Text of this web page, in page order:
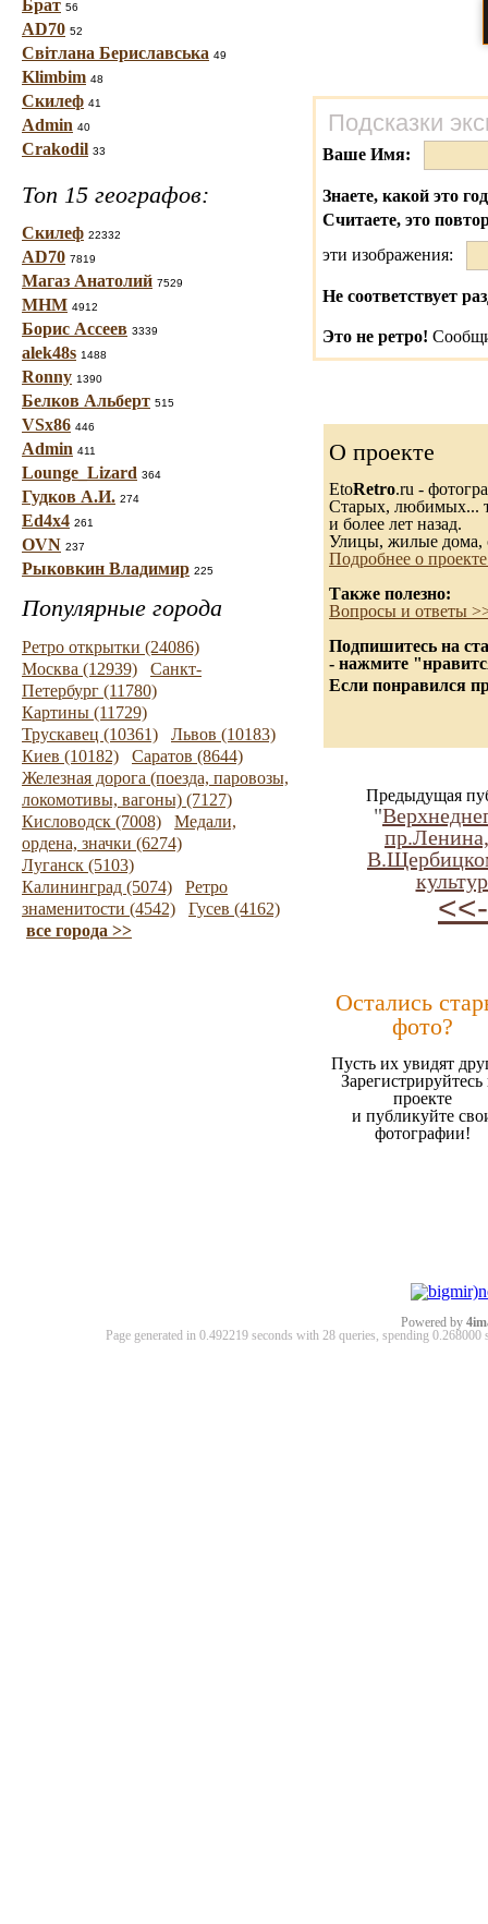
Брат 56
AD70 52
Світлана Бериславська 49
Klimbim 48
Скилеф 41
Admin 40
Crakodil 33
Топ 15 географов:
Скилеф 22332
AD70 7819
Магаз Анатолий 7529
МНМ 4912
Борис Ассеев 3339
alek48s 1488
Ronny 1390
Белков Альберт 515
VSx86 446
Admin 411
Lounge_Lizard 364
Гудков А.И. 274
Ed4x4 261
OVN 237
Рыковкин Владимир 225
Популярные города
Ретро открытки (24086)
Москва (12939)
Санкт-
Петербург (11780)
Картины (11729)
Трускавец (10361)
Львов (10183)
Киев (10182)
Саратов (8644)
Железная дорога (поезда, паровозы,
локомотивы, вагоны) (7127)
Кисловодск (7008)
Медали,
ордена, значки (6274)
Луганск (5103)
Калининград (5074)
Ретро
знаменитости (4542)
Гусев (4162)
все города >>
Подсказки
Ваше Имя:
Знаете, какой это
Считаете, это
эти изображения:
Не соответствует
Это не ретро!
О проекте
EtoRetro.ru -
Старых, любимых...
и более лет назад.
Улицы, жилые дома,
Подробнее о
Также полезно:
Вопросы и ответы
Подпишитесь на
- нажмите
Если понравился
Предыдущая
"
<<-
Остались
фото?
Пусть их увидят
Зарегистрируйтесь
проекте
и публикуйте
фотографии!
Powered by
Page generated in 0.492219 seconds with 28 queries, spending